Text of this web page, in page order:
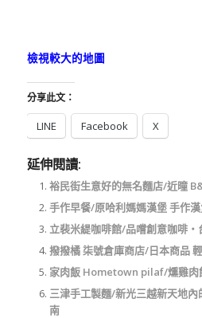
檢視較大的地圖
分享此文：
LINE Facebook X
延伸閱讀:
裕民街生意好的無名麵店/近曈
手作早餐/原哈利媽媽漢堡 手作
立裴米緹咖啡館/品嚐創意咖啡‧
撥撥橘 柒號倉庫商店/日本商品
家肉飯 Hometown pilaf/燻雞肉
三津手工製麵/新光三越新天地
南